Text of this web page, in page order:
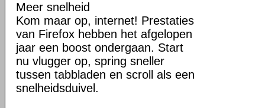
Meer snelheid
Kom maar op, internet! Prestaties
van Firefox hebben het afgelopen
jaar een boost ondergaan. Start
nu vlugger op, spring sneller
tussen tabbladen en scroll als een
snelheidsduivel.